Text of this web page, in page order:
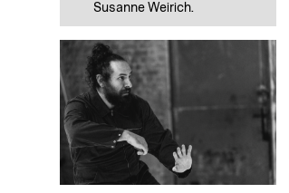
Susanne Weirich.